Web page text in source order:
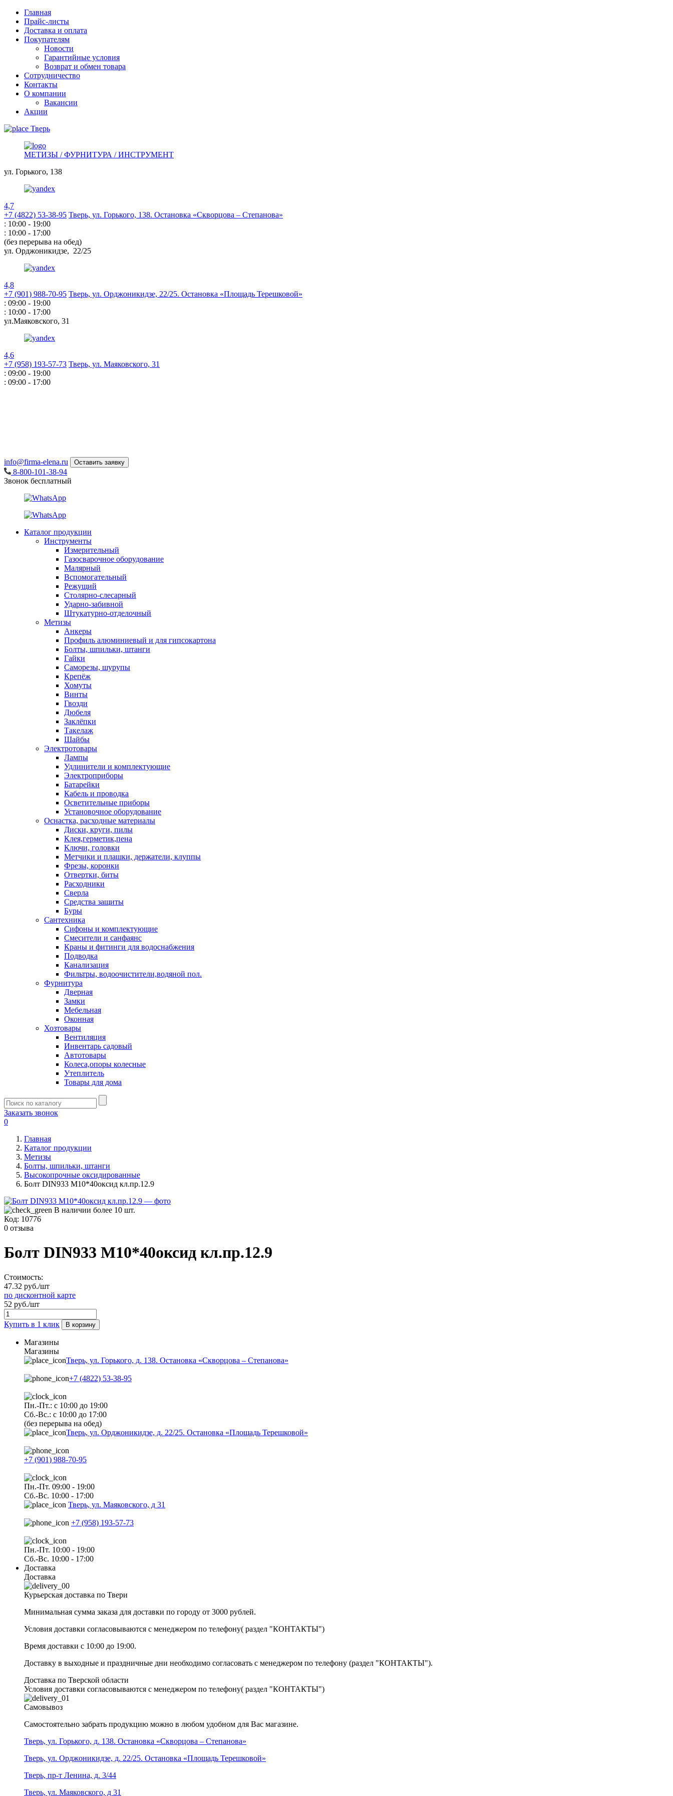
Главная
Прайс-листы
Доставка и оплата
Покупателям
Новости
Гарантийные условия
Возврат и обмен товара
Сотрудничество
Контакты
О компании
Вакансии
Акции
Тверь
МЕТИЗЫ / ФУРНИТУРА / ИНСТРУМЕНТ
ул. Горького, 138
4,7
+7 (4822) 53-38-95 Тверь, ул. Горького, 138. Остановка «Скворцова – Степанова»
: 10:00 - 19:00
: 10:00 - 17:00
(без перерыва на обед)
ул. Орджоникидзе, 22/25
4,8
+7 (901) 988-70-95 Тверь, ул. Орджоникидзе, 22/25. Остановка «Площадь Терешковой»
: 09:00 - 19:00
: 10:00 - 17:00
ул.Маяковского, 31
4,6
+7 (958) 193-57-73 Тверь, ул. Маяковского, 31
: 09:00 - 19:00
: 09:00 - 17:00
info@firma-elena.ru Оставить заявку
8-800-101-38-94
Звонок бесплатный
Каталог продукции
Инструменты
Измерительный
Газосварочное оборудование
Малярный
Вспомогательный
Режущий
Столярно-слесарный
Ударно-забивной
Штукатурно-отделочный
Метизы
Анкеры
Профиль алюминиевый и для гипсокартона
Болты, шпильки, штанги
Гайки
Саморезы, шурупы
Крепёж
Хомуты
Винты
Гвозди
Дюбеля
Заклёпки
Такелаж
Шайбы
Электротовары
Лампы
Удлинители и комплектующие
Электроприборы
Батарейки
Кабель и проводка
Осветительные приборы
Установочное оборудование
Оснастка, расходные материалы
Диски, круги, пилы
Клея,герметик,пена
Ключи, головки
Метчики и плашки, держатели, клуппы
Фрезы, коронки
Отвертки, биты
Расходники
Сверла
Средства защиты
Буры
Сантехника
Сифоны и комплектующие
Смесители и санфаянс
Краны и фитинги для водоснабжения
Подводка
Канализация
Фильтры, водоочистители,водяной пол.
Фурнитура
Дверная
Замки
Мебельная
Оконная
Хозтовары
Вентиляция
Инвентарь садовый
Автотовары
Колеса,опоры колесные
Утеплитель
Товары для дома
Заказать звонок
0
Главная
Каталог продукции
Метизы
Болты, шпильки, штанги
Высокопрочные оксидированные
Болт DIN933 М10*40оксид кл.пр.12.9
В наличии более 10 шт.
Код: 10776
0 отзыва
Болт DIN933 М10*40оксид кл.пр.12.9
Стоимость:
47.32 руб./шт
по дисконтной карте
52 руб./шт
Купить в 1 клик В корзину
Магазины
Магазины
Тверь, ул. Горького, д. 138. Остановка «Скворцова – Степанова»
+7 (4822) 53-38-95
Пн.-Пт.: с 10:00 до 19:00
Сб.-Вс.: с 10:00 до 17:00
(без перерыва на обед)
Тверь, ул. Орджоникидзе, д. 22/25. Остановка «Площадь Терешковой»
+7 (901) 988-70-95
Пн.-Пт. 09:00 - 19:00
Сб.-Вс. 10:00 - 17:00
Тверь, ул. Маяковского, д 31
+7 (958) 193-57-73
Пн.-Пт. 10:00 - 19:00
Сб.-Вс. 10:00 - 17:00
Доставка
Доставка
Курьерская доставка по Твери
Минимальная сумма заказа для доставки по городу от 3000 рублей.
Условия доставки согласовываются с менеджером по телефону( раздел "КОНТАКТЫ")
Время доставки с 10:00 до 19:00.
Доставку в выходные и праздничные дни необходимо согласовать с менеджером по телефону (раздел "КОНТАКТЫ").
Доставка по Тверской области
Условия доставки согласовываются с менеджером по телефону( раздел "КОНТАКТЫ")
Самовывоз
Самостоятельно забрать продукцию можно в любом удобном для Вас магазине.
Тверь, ул. Горького, д. 138. Остановка «Скворцова – Степанова»
Тверь, ул. Орджоникидзе, д. 22/25. Остановка «Площадь Терешковой»
Тверь, пр-т Ленина, д. 3/44
Тверь, ул. Маяковского, д 31